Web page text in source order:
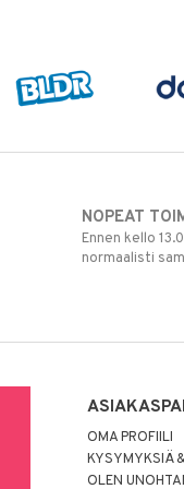
NOPEAT
Ennen kello
normaalisti
OMA PROFIILI
KYSYMYKSIÄ
OLEN